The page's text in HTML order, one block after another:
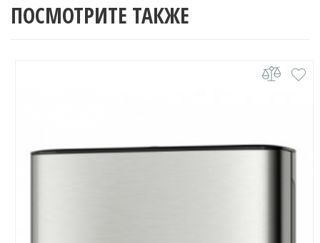
ПОСМОТРИТЕ ТАКЖЕ